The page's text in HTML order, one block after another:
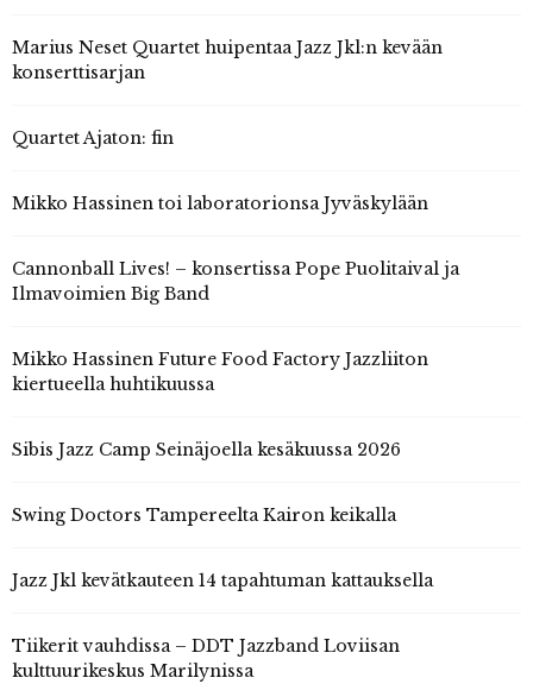
Marius Neset Quartet huipentaa Jazz Jkl:n kevään
konserttisarjan
Quartet Ajaton: fin
Mikko Hassinen toi laboratorionsa Jyväskylään
Cannonball Lives! – konsertissa Pope Puolitaival ja
Ilmavoimien Big Band
Mikko Hassinen Future Food Factory Jazzliiton
kiertueella huhtikuussa
Sibis Jazz Camp Seinäjoella kesäkuussa 2026
Swing Doctors Tampereelta Kairon keikalla
Jazz Jkl kevätkauteen 14 tapahtuman kattauksella
Tiikerit vauhdissa – DDT Jazzband Loviisan
kulttuurikeskus Marilynissa